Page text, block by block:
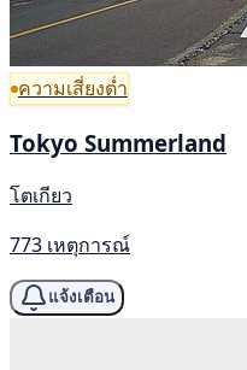
ความเสี่ยงต่ำ
Tokyo Summerland
โตเกียว
773 เหตุการณ์
แจ้งเตือน